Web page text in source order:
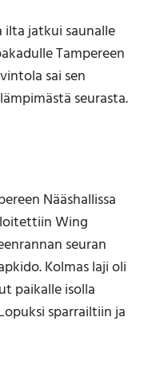
ilta jatkui saunalle
Tampereen
sai sen
seurasta.
Nääshallissa
Wing
seuran
Kolmas laji oli
paikalle isolla
sparrailtiin ja